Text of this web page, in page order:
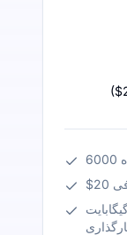
(
می‌تواند تا ۱۰ ساعت طول یا ۵ گیگابایت